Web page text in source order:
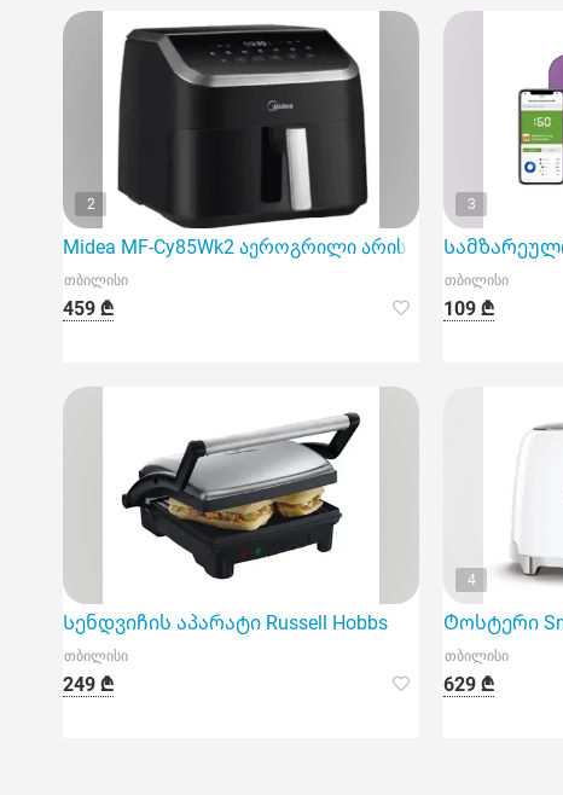
2
Midea MF-Cy85Wk2 აეროგრილი არის ინოვაციური
თბილისი
459 ₾
3
თბილისი
109 ₾
Სენდვიჩის აპარატი Russell Hobbs
თბილისი
249 ₾
4
Ტოსტერი
თბილისი
629 ₾